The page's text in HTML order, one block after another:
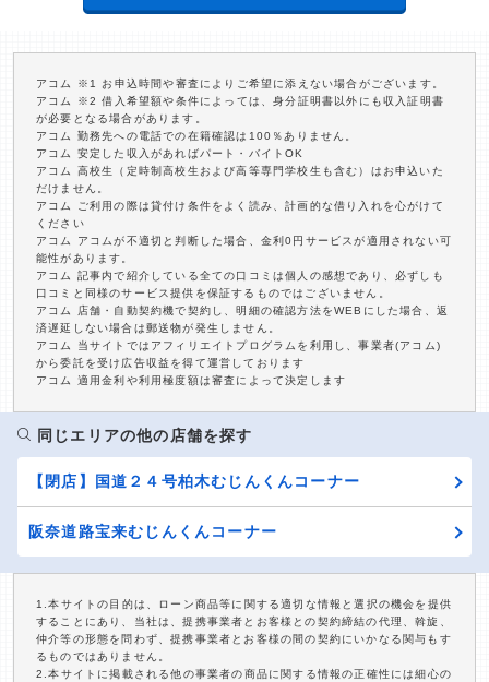
アコム ※1 お申込時間や審査によりご希望に添えない場合がございます。
アコム ※2 借入希望額や条件によっては、身分証明書以外にも収入証明書
が必要となる場合があります。
アコム 勤務先への電話での在籍確認は100％ありません。
アコム 安定した収入があればパート・バイトOK
アコム 高校生（定時制高校生および高等専門学校生も含む）はお申込いた
だけません。
アコム ご利用の際は貸付け条件をよく読み、計画的な借り入れを心がけて
ください
アコム アコムが不適切と判断した場合、金利0円サービスが適用されない可
能性があります。
アコム 記事内で紹介している全ての口コミは個人の感想であり、必ずしも
口コミと同様のサービス提供を保証するものではございません。
アコム 店舗・自動契約機で契約し、明細の確認方法をWEBにした場合、返
済遅延しない場合は郵送物が発生しません。
アコム 当サイトではアフィリエイトプログラムを利用し、事業者(アコム)
から委託を受け広告収益を得て運営しております
アコム 適用金利や利用極度額は審査によって決定します
同じエリアの他の店舗を探す
【閉店】国道２４号柏木むじんくんコーナー
阪奈道路宝来むじんくんコーナー
1.本サイトの目的は、ローン商品等に関する適切な情報と選択の機会を提供
することにあり、当社は、提携事業者とお客様との契約締結の代理、斡旋、
仲介等の形態を問わず、提携事業者とお客様の間の契約にいかなる関与もす
るものではありません。
2.本サイトに掲載される他の事業者の商品に関する情報の正確性には細心の